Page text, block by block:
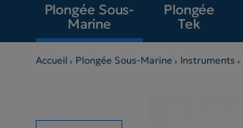
Plongée Sous-
Marine
Plongée
Tek
Accueil Plongée Sous-Marine Instruments